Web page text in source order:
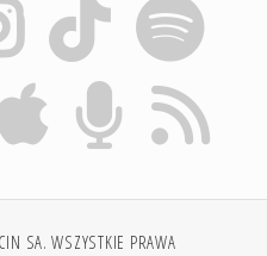
SA. WSZYSTKIE PRAWA